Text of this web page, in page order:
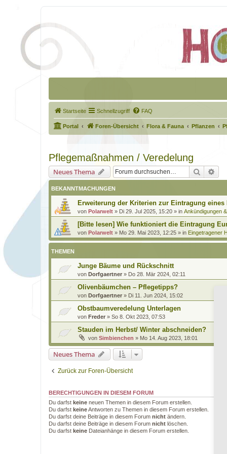
Startseite Schnellzugriff FAQ
Portal Foren-Übersicht Flora & Fauna Pflanzen
Pflegemaßnahmen / Veredelung
Neues Thema Suche
BEKANNTMACHUNGEN
Erweiterung der Kriterien zur Eintragung eines
von Polarwelt » Di 29. Jul 2025, 15:20 » in Ankündigungen
[Bitte lesen] Wie funktioniert die Eintragung
von Polarwelt » Mo 29. Mai 2023, 12:25 » in Eingetragener
THEMEN
Junge Bäume und Rückschnitt
von Dorfgaertner » Do 28. Mär 2024, 02:11
Olivenbäumchen – Pflegetipps?
von Dorfgaertner » Di 11. Jun 2024, 15:02
Obstbaumveredelung Unterlagen
von Freder » So 8. Okt 2023, 07:53
Stauden im Herbst/ Winter abschneiden?
von Simbienchen » Mo 14. Aug 2023, 18:01
Neues Thema
Zurück zur Foren-Übersicht
BERECHTIGUNGEN IN DIESEM FORUM
Du darfst keine neuen Themen in diesem Forum erstellen.
Du darfst keineAntworten zu Themen in diesem Forum erstellen.
Du darfst deine Beiträge in diesem Forum nicht ändern.
Du darfst deine Beiträge in diesem Forum nicht löschen.
Du darfst keine Dateianhänge in diesem Forum erstellen.